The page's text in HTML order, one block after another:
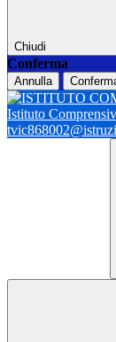
Chiudi
Conferma
Annulla
Istituto